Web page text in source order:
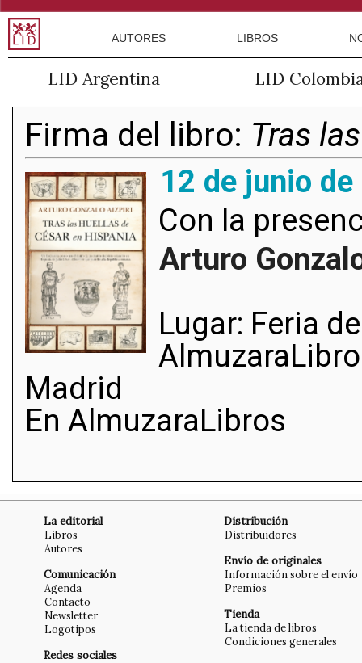
AUTORES LIBROS
LID Argentina LID
Firma del libro: Tras
12 de junio
Con la
Arturo
Lugar: Feria
Madrid
En AlmuzaraLibros
La editorial
Libros
Autores
Comunicación
Agenda
Contacto
Newsletter
Logotipos
Redes sociales
Distribución
Distribuidores
Envío de originales
Información sobre el envío
Premios
Tienda
La tienda de libros
Condiciones generales